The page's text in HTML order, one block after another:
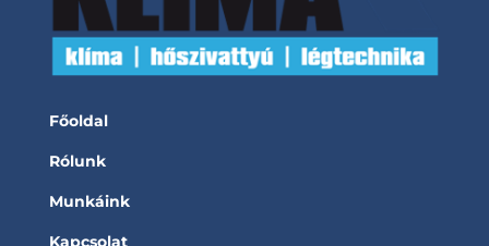
Főoldal
Rólunk
Munkáink
Kapcsolat